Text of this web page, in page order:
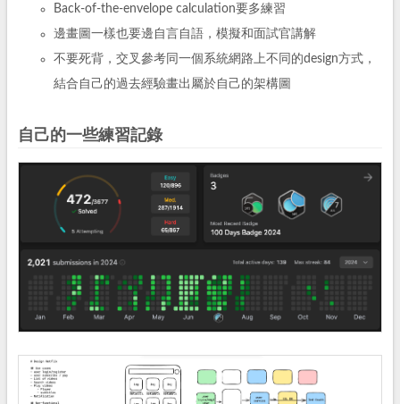
Back-of-the-envelope calculation要多練習
邊畫圖一樣也要邊自言自語，模擬和面試官講解
不要死背，交叉參考同一個系統網路上不同的design方式，
結合自己的過去經驗畫出屬於自己的架構圖
自己的一些練習記錄